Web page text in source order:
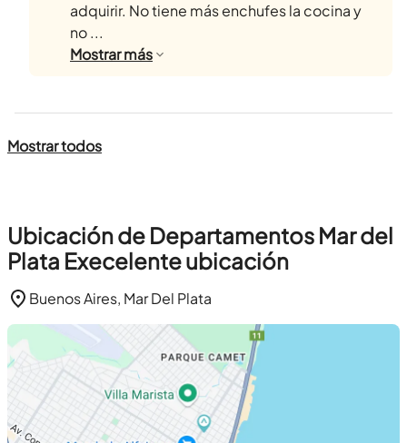
adquirir. No tiene más enchufes la cocina y
no ...
Mostrarmás
Mostrar todos
Ubicación de Departamentos Mar del
Plata Execelente ubicación
Buenos Aires, Mar Del Plata